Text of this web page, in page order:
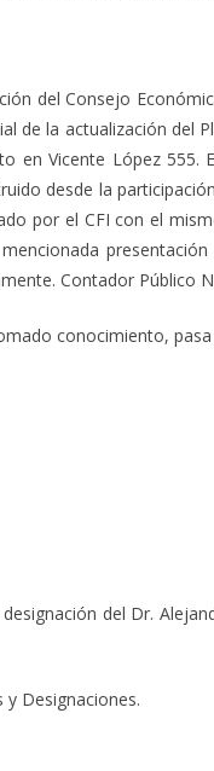
del Consejo
de la actualización del
en Vicente López
desde la
por el CFI con el
Contador Público
conocimiento, pasa
del Dr. Alejandro
y Designaciones.